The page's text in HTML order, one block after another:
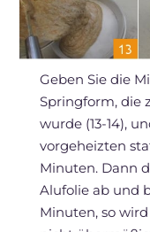
Geben Sie die
Springform, die
wurde (13-14),
vorgeheizten
Minuten. Dann
Alufolie ab und
Minuten, so